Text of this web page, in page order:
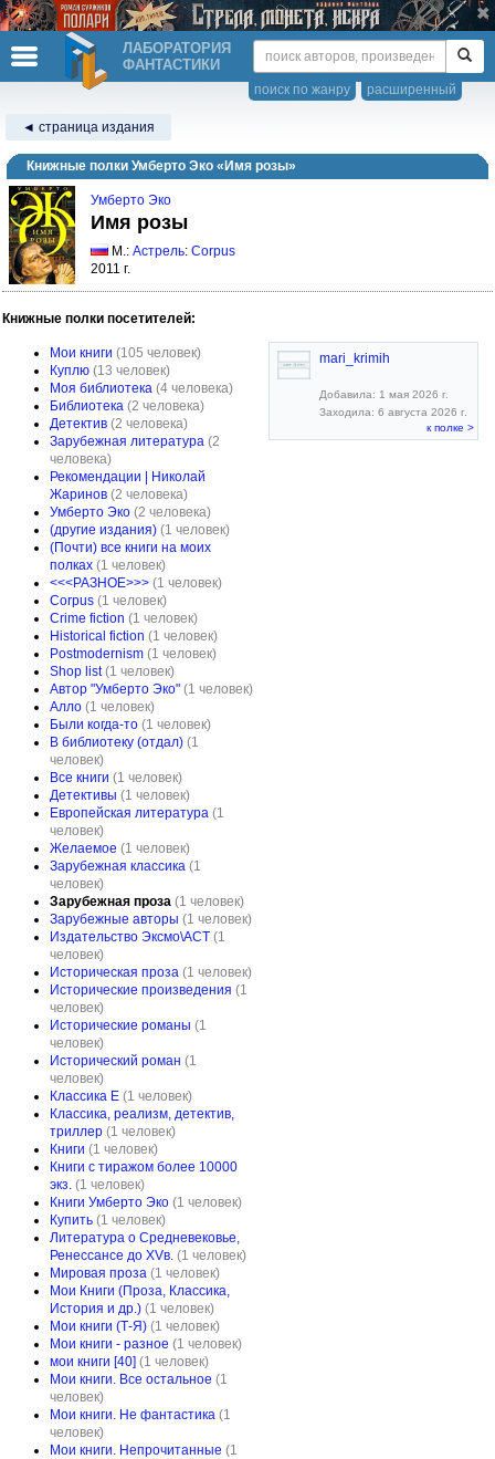
ЛАБОРАТОРИЯ
ФАНТАСТИКИ
расширенный
поиск по жанру
◄ страница издания
Книжные полки Умберто Эко «Имя розы»
Умберто Эко
Имя розы
М.: Астрель: Corpus
2011 г.
Книжные полки посетителей:
Мои книги (105 человек)
Куплю (13 человек)
Моя библиотека (4 человека)
Библиотека (2 человека)
Детектив (2 человека)
Зарубежная литература (2
человека)
Рекомендации | Николай
Жаринов (2 человека)
Умберто Эко (2 человека)
(другие издания) (1 человек)
(Почти) все книги на моих
полках (1 человек)
<<<РАЗНОЕ>>> (1 человек)
Corpus (1 человек)
Crime fiction (1 человек)
Historical fiction (1 человек)
Postmodernism (1 человек)
Shop list (1 человек)
Автор "Умберто Эко" (1 человек)
Алло (1 человек)
Были когда-то (1 человек)
В библиотеку (отдал) (1
человек)
Все книги (1 человек)
Детективы (1 человек)
Европейская литература (1
человек)
Желаемое (1 человек)
Зарубежная классика (1
человек)
Зарубежная проза (1 человек)
Зарубежные авторы (1 человек)
Издательство Эксмо\АСТ (1
человек)
Историческая проза (1 человек)
Исторические произведения (1
человек)
Исторические романы (1
человек)
Исторический роман (1
человек)
Классика E (1 человек)
Классика, реализм, детектив,
триллер (1 человек)
Книги (1 человек)
Книги с тиражом более 10000
экз. (1 человек)
Книги Умберто Эко (1 человек)
Купить (1 человек)
Литература о Средневековье,
Ренессансе до XVв. (1 человек)
Мировая проза (1 человек)
Мои Книги (Проза, Классика,
История и др.) (1 человек)
Мои книги (Т-Я) (1 человек)
Мои книги - разное (1 человек)
мои книги [40] (1 человек)
Мои книги. Все остальное (1
человек)
Мои книги. Не фантастика (1
человек)
Мои книги. Непрочитанные (1
mari_krimih
Добавила: 1 мая 2026 г.
Заходила: 6 августа 2026 г.
к полке >